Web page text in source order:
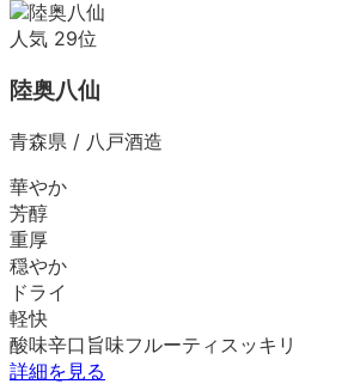
人気 29位
陸奥八仙
青森県 / 八戸酒造
華やか
芳醇
重厚
穏やか
ドライ
軽快
酸味辛口 旨味フルーティ スッキリ
詳細を見る